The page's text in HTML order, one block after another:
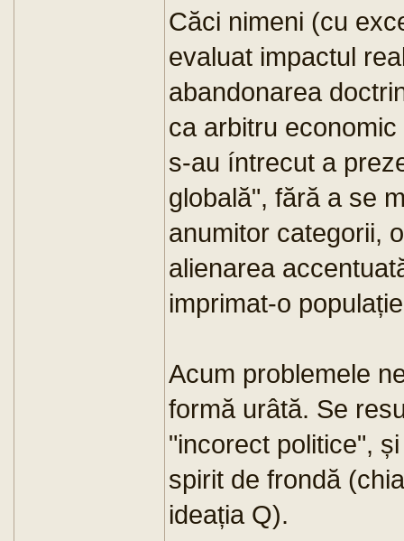
Căci nimeni (cu
evaluat impactul
abandonarea
ca arbitru
s-au íntrecut a
globală", fără a se
anumitor categorii,
alienarea
imprimat-o
Acum problemele
formă urâtă. Se
"incorect politice",
spirit de frondă
ideația Q).